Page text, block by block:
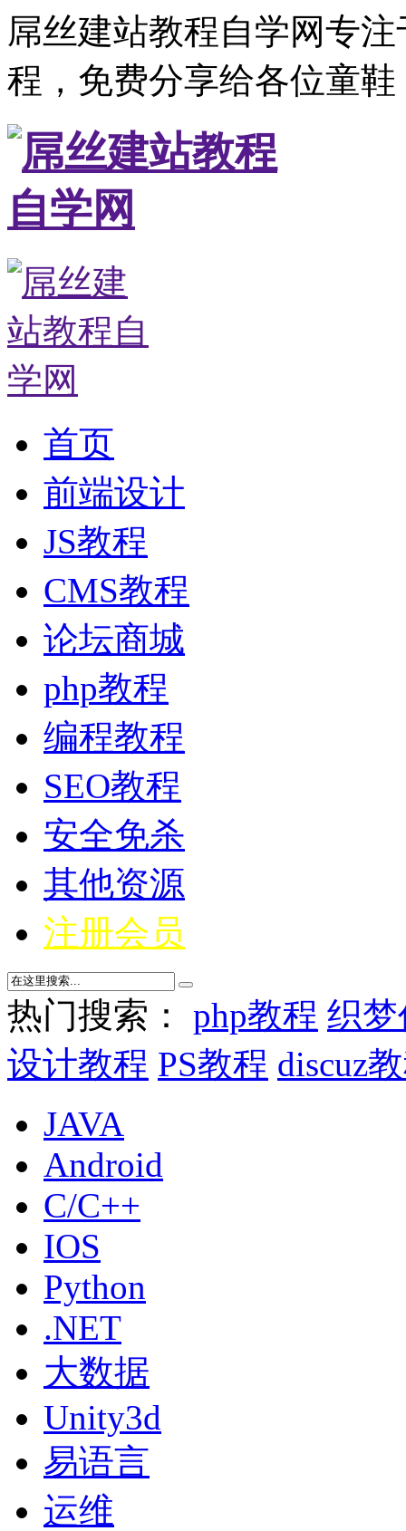
屌丝建站教程自学网专
程，免费分享给各位童
首页
前端设计
JS教程
CMS教程
论坛商城
php教程
编程教程
SEO教程
安全免杀
其他资源
注册会员
热门搜索： php教程 织
设计教程 PS教程 discuz
JAVA
Android
C/C++
IOS
Python
.NET
大数据
Unity3d
易语言
运维